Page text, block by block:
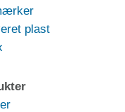
plast